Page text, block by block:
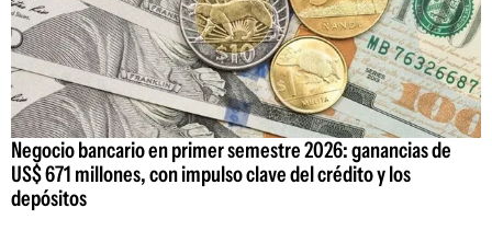
Negocio bancario en primer semestre 2026: ganancias de
US$ 671 millones, con impulso clave del crédito y los
depósitos